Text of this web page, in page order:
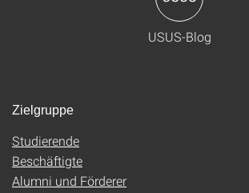
USUS-Blog
Zielgruppe
Studierende
Beschäftigte
Alumni und Förderer